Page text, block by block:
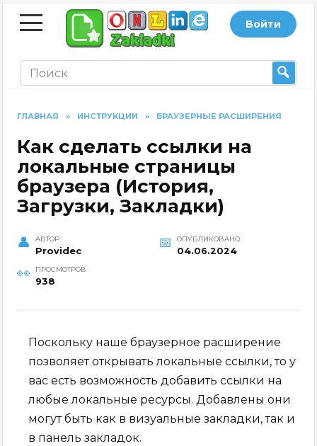
Перейти
содержанию
Войти
ГЛАВНАЯ » ИНСТРУКЦИИ » БРАУЗЕРНЫЕ РАСШИРЕНИЯ
Как сделать ссылки на
локальные страницы
браузера (История,
Загрузки, Закладки)
АВТОР
Providec
ПРОСМОТРОВ
938
ОПУБЛИКОВАНО
04.06.2024
Поскольку наше браузерное расширение
позволяет открывать локальные ссылки, то у
вас есть возможность добавить ссылки на
любые локальные ресурсы. Добавлены они
могут быть как в визуальные закладки, так и
в панель закладок.